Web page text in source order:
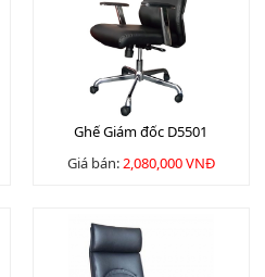
Ghế Giám đốc D5501
Giá bán:2,080,000 VNĐ